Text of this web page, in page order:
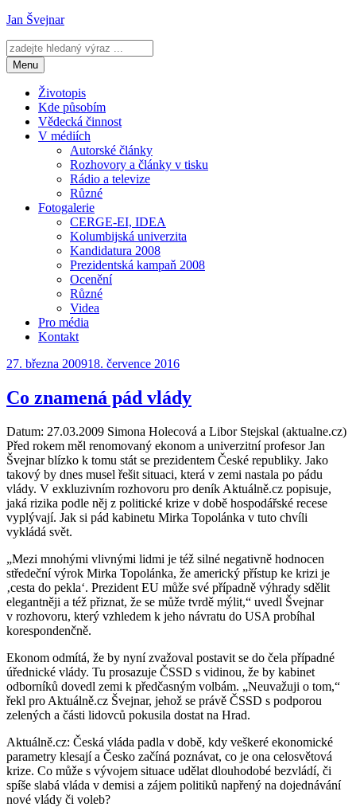
Přejít
obsahu
webu
Jan Švejnar
Menu
Životopis
Kde působím
Vědecká činnost
V médiích
Autorské články
Rozhovory a články v tisku
Rádio a televize
Různé
Fotogalerie
CERGE-EI, IDEA
Kolumbijská univerzita
Kandidatura 2008
Prezidentská kampaň 2008
Ocenění
Různé
Videa
Pro média
Kontakt
Publikováno:
27. března 200918. července 2016
Co znamená pád vlády
Datum: 27.03.2009 Simona Holecová a Libor Stejskal (aktualne.cz)
Před rokem měl renomovaný ekonom a univerzitní profesor Jan
Švejnar blízko k tomu stát se prezidentem České republiky. Jako
takový by dnes musel řešit situaci, která v zemi nastala po pádu
vlády. V exkluzivním rozhovoru pro deník Aktuálně.cz popisuje,
jaká rizika podle něj z politické krize v době hospodářské recese
vyplývají. Jak si pád kabinetu Mirka Topolánka v tuto chvíli
vykládá svět.
„Mezi mnohými vlivnými lidmi je též silné negativně hodnocen
středeční výrok Mirka Topolánka, že americký přístup ke krizi je
‚cesta do pekla‘. Prezident EU může své případně výhrady sdělit
elegantněji a též přiznat, že se může tvrdě mýlit,“ uvedl Švejnar
v rozhovoru, který vzhledem k jeho návratu do USA probíhal
korespondenčně.
Ekonom odmítá, že by nyní zvažoval postavit se do čela případné
úřednické vlády. Tu prosazuje ČSSD s vidinou, že by kabinet
odborníků dovedl zemi k předčasným volbám. „Neuvažuji o tom,“
řekl pro Aktuálně.cz Švejnar, jehož se právě ČSSD s podporou
zelených a části lidovců pokusila dostat na Hrad.
Aktuálně.cz: Česká vláda padla v době, kdy veškeré ekonomické
parametry klesají a Česko začíná poznávat, co je ona celosvětová
krize. Co může s vývojem situace udělat dlouhodobé bezvládí, či
spíše slabá vláda v demisi a zájem politiků napřený na dojednávání
nové vlády či voleb?